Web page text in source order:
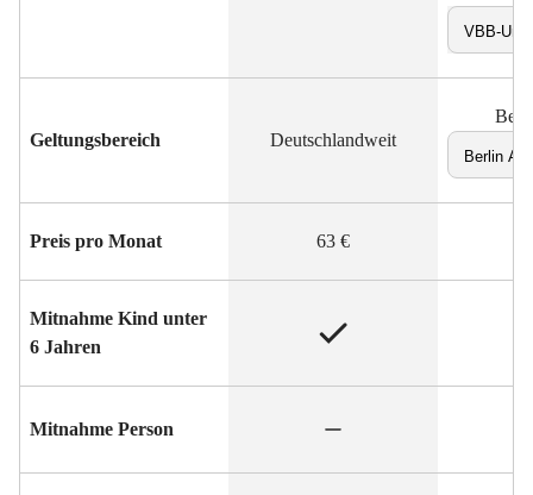
Produkt
Geltungsbereich Deutschlandweit
Preis pro Monat 63 €
Mitnahme Kind unter
6 Jahren
Inklusive
Mitnahme Person